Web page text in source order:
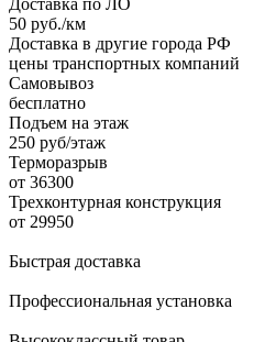
50 руб./км
Доставка в другие города РФ
цены транспортных компаний
Самовывоз
бесплатно
Подъем на этаж
250 руб/этаж
Терморазрыв
от 36300
Трехконтурная конструкция
от 29950
Быстрая доставка
Профессиональная установка